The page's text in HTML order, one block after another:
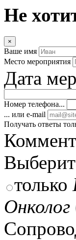
Не
×
Ваше имя
Место мероприятия
Дата
Номер телефона...
... или e-mail
Получать ответы
только
Онколог